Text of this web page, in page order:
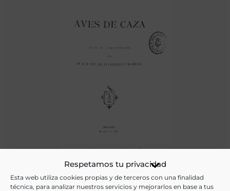
Respetamos tu privacidad
Esta web utiliza cookies propias y de terceros con una finalidad
técnica, para analizar nuestros servicios y mejorarlos en base a tus
Aves de caza: (anotaciones al Fuero de Sepúlveda)